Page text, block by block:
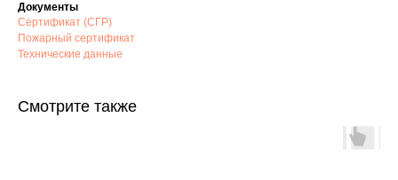
Документы
Сертификат (СГР)
Пожарный сертификат
Технические данные
Смотрите также